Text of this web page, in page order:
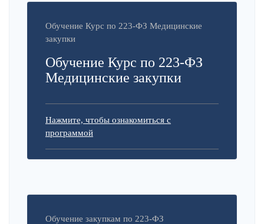
Обучение Курс по 223-ФЗ Медицинские
закупки
Обучение Курс по 223-ФЗ
Медицинские закупки
Нажмите, чтобы ознакомиться с
программой
Обучение закупкам по 223-ФЗ